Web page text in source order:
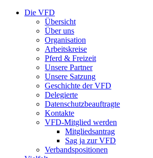
Die VFD
Übersicht
Über uns
Organisation
Arbeitskreise
Pferd & Freizeit
Unsere Partner
Unsere Satzung
Geschichte der VFD
Delegierte
Datenschutzbeauftragte
Kontakte
VFD-Mitglied werden
Mitgliedsantrag
Sag ja zur VFD
Verbandspositionen